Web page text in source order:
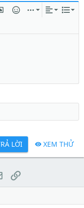
LỜI XEM THỬ
EmailLink